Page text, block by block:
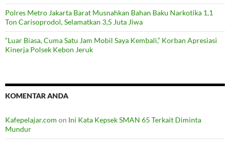
Polres Metro Jakarta Barat Musnahkan Bahan Baku Narkotika 1,1
Ton Carisoprodol, Selamatkan 3,5 Juta Jiwa
“Luar Biasa, Cuma Satu Jam Mobil Saya Kembali,” Korban Apresiasi
Kinerja Polsek Kebon Jeruk
KOMENTAR ANDA
Kafepelajar.com on Ini Kata Kepsek SMAN 65 Terkait Diminta
Mundur